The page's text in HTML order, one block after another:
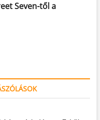
Seven-től a